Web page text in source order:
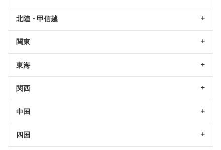
北陸・甲信越
関東
東海
関西
中国
四国